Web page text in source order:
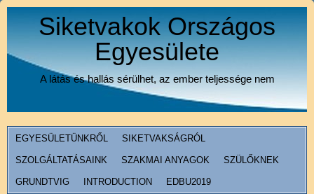
Siketvakok Országos
Egyesülete
A látás és hallás sérülhet, az ember teljessége nem
EGYESÜLETÜNKRŐL SIKETVAKSÁGRÓL
SZOLGÁLTATÁSAINK SZAKMAI ANYAGOK SZÜLŐKNEK
GRUNDTVIG INTRODUCTION EDBU2019